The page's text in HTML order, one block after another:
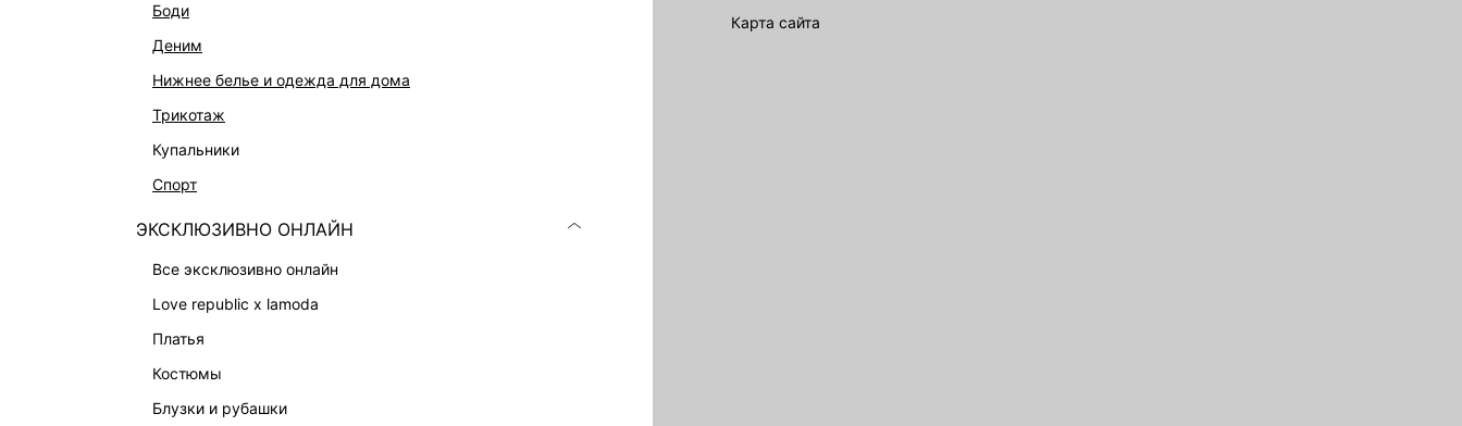
боди
деним
нижнее белье и одежда для дома
трикотаж
купальники
спорт
ЭКСКЛЮЗИВНО ОНЛАЙН
все эксклюзивно онлайн
love republic x lamoda
платья
костюмы
блузки и рубашки
ПОДАРОЧНЫЕ СЕРТИФИКАТЫ
БАЛЬЗАМЫ-ТИНТЫ
ЛИМИТИРОВАННЫЕ КОЛЛЕКЦИИ
КАПСУЛЬНЫЙ ГАРДЕРОБ
БОХО-ШИК
В ОТТЕНКАХ СЕРОГО
LOVE REPUBLIC MAISON
ДАЙДЖЕСТ
карта сайта